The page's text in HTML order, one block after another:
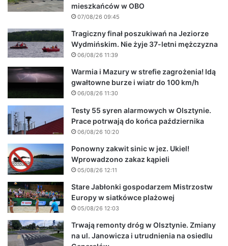
mieszkańców w OBO
07/08/26 09:45
Tragiczny finał poszukiwań na Jeziorze
Wydmińskim. Nie żyje 37-letni mężczyzna
06/08/26 11:39
Warmia i Mazury w strefie zagrożenia! Idą
gwałtowne burze i wiatr do 100 km/h
06/08/26 11:30
Testy 55 syren alarmowych w Olsztynie.
Prace potrwają do końca października
06/08/26 10:20
Ponowny zakwit sinic w jez. Ukiel!
Wprowadzono zakaz kąpieli
05/08/26 12:11
Stare Jabłonki gospodarzem Mistrzostw
Europy w siatkówce plażowej
05/08/26 12:03
Trwają remonty dróg w Olsztynie. Zmiany
na ul. Janowicza i utrudnienia na osiedlu